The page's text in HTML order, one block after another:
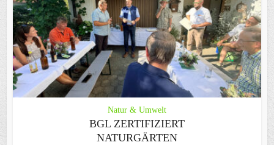
Natur & Umwelt
BGL ZERTIFIZIERT
NATURGÄRTEN